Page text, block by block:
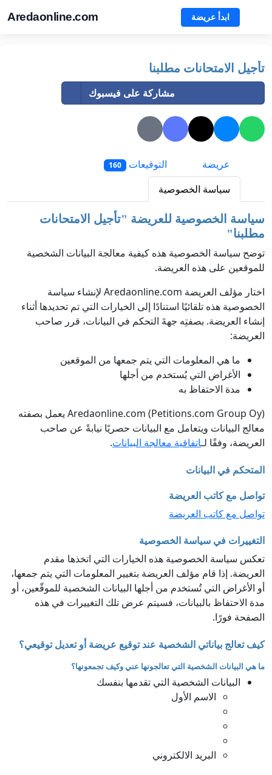
Aredaonline.com ابدأ عريضة
تأجيل الامتحانات مطلبنا
مشاركة على فيسبوك
عريضة التوقيعات 160
سياسة الخصوصية
سياسة الخصوصية للعريضة "تأجيل الامتحانات
مطلبنا"
توضح سياسة الخصوصية هذه كيفية معالجة البيانات الشخصية
للموقعين على هذه العريضة.
اختار مؤلف العريضة Aredaonline.com لإنشاء سياسة
الخصوصية هذه تلقائيًا استنادًا إلى الخيارات التي تم تحديدها أثناء
إنشاء العريضة. بصفتِه جهةَ التحكم في البيانات، قرر صاحب
العريضة:
ما هي المعلومات التي يتم جمعها من الموقعين
الأغراض التي يُستخدم من أجلها
مدة الاحتفاظ به
Aredaonline.com (Petitions.com Group Oy) يعمل بصفته
معالج البيانات ويتعامل مع البيانات حصريًا نيابةً عن صاحب
العريضة، وفقًا لـاتفاقية معالجة البيانات.
المتحكم في البيانات
تواصل مع كاتب العريضة
تواصل مع كاتب العريضة
التغييرات في سياسة الخصوصية
تعكس سياسة الخصوصية هذه الخيارات التي اتخذها مقدم
العريضة. إذا قام مؤلف العريضة بتغيير المعلومات التي يتم جمعها،
أو الأغراض التي تُستخدم من أجلها البيانات الشخصية للموقّعين، أو
مدة الاحتفاظ بالبيانات، فسيتم عرض تلك التغييرات في هذه
الصفحة فورًا.
كيف تعالج بياناتي الشخصية عند توقيع عريضة أو تعديل توقيعي؟
ما هي البيانات الشخصية التي تعالجونها عني وكيف تجمعونها؟
البيانات الشخصية التي تقدمها بنفسك
الاسم الأول
البريد الالكتروني